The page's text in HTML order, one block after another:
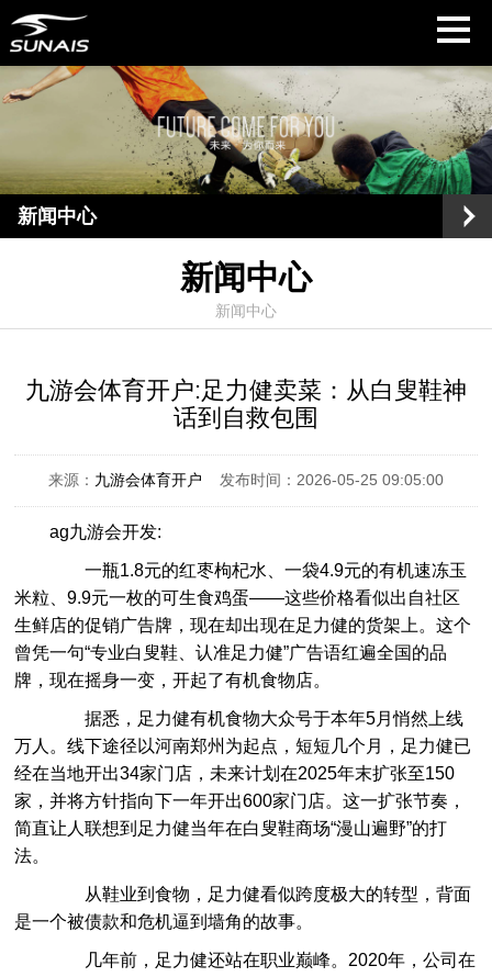
新闻中心
新闻中心
新闻中心
九游会体育开户:足力健卖菜：从白叟鞋神
话到自救包围
来源： 九游会体育开户 发布时间：2026-05-25 09:05:00
ag九游会开发:
一瓶1.8元的红枣枸杞水、一袋4.9元的有机速冻玉
米粒、9.9元一枚的可生食鸡蛋——这些价格看似出自社区
生鲜店的促销广告牌，现在却出现在足力健的货架上。这个
曾凭一句“专业白叟鞋、认准足力健”广告语红遍全国的品
牌，现在摇身一变，开起了有机食物店。
据悉，足力健有机食物大众号于本年5月悄然上线
万人。线下途径以河南郑州为起点，短短几个月，足力健已
经在当地开出34家门店，未来计划在2025年末扩张至150
家，并将方针指向下一年开出600家门店。这一扩张节奏，
简直让人联想到足力健当年在白叟鞋商场“漫山遍野”的打
法。
从鞋业到食物，足力健看似跨度极大的转型，背面
是一个被债款和危机逼到墙角的故事。
几年前，足力健还站在职业巅峰。2020年，公司在